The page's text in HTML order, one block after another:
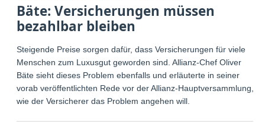
Bäte: Versicherungen müssen
bezahlbar bleiben
Steigende Preise sorgen dafür, dass Versicherungen für viele
Menschen zum Luxusgut geworden sind. Allianz-Chef Oliver
Bäte sieht dieses Problem ebenfalls und erläuterte in seiner
vorab veröffentlichten Rede vor der Allianz-Hauptversammlung,
wie der Versicherer das Problem angehen will.